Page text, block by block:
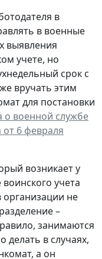
в
в военные
выявления
учете, но
срок с
вручать этим
для постановки
о военной службе
6 февраля
возникает у
учета
организации не
–
занимаются
делать в случаях,
а он